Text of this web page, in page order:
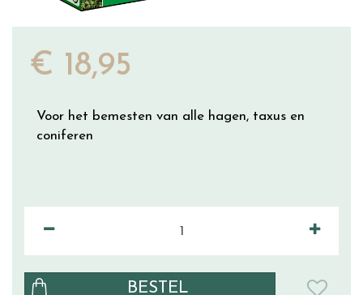
€ 18,95
Voor het bemesten van alle hagen, taxus en
coniferen